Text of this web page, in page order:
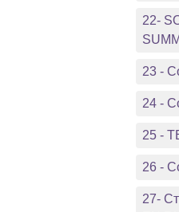
22-
23 -
24 -
25 -
26 -
27-